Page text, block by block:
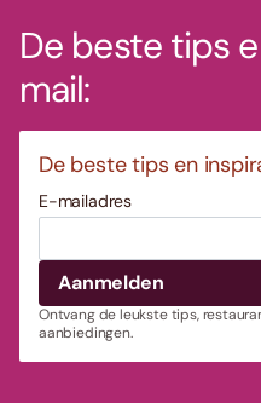
De beste tips
mail:
De beste tips en
E-mailadres
Ontvang de leukste tips,
aanbiedingen.